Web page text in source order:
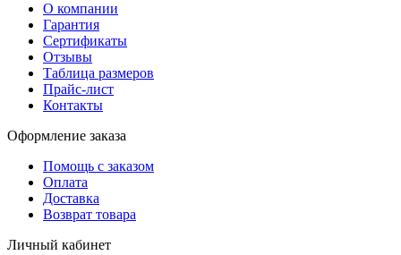
О компании
Гарантия
Сертификаты
Отзывы
Таблица размеров
Прайс-лист
Контакты
Оформление заказа
Помощь с заказом
Оплата
Доставка
Возврат товара
Личный кабинет